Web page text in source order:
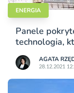
ENERGIA
Panele
technologia,
AGATA
28.12.2021